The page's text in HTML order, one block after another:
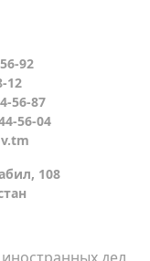
92
12
56-87
56-04
108